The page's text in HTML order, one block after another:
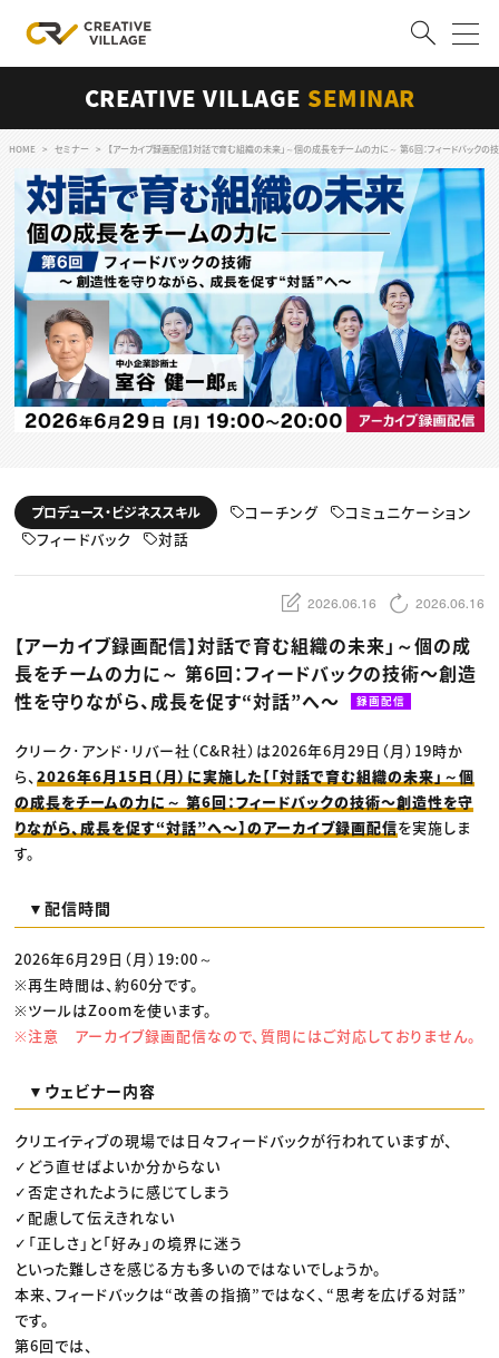
ログイン 会員登録
RECRUIT
クリエイター求人を探す
CREATIVE JOB求人検索
特集求人
採用説明会
転職支援サービス
CONTENTS
スキルアップしたい！
動画配信・映像制作
編集・ライティング
マーケティング
業界解説・キャリア事情
TOP Creator’s コラム トップ
Webクリエイター
アプリクリエイター
映像クリエイター
C＆R Magazine
セミナー
ニュース・トレンド
Web
映像
ゲーム・エンタメ
広告
出版
プロフェッショナル×つながる×メディア
CREATIVE VILLAGE SEMINAR
HOME セミナー 【アーカイブ録画配信】対話で育む組織の未来」～個の成長をチームの力に～ 第6回：フィードバック
プロデュース・ビジネススキル コーチング
コミュニケーション
フィードバック
対話
2026.06.16 2026.06.16
【アーカイブ録画配信】対話で育む組織の未来」～個の成
長をチームの力に～ 第6回：フィードバックの技術〜創造
性を守りながら、成長を促す“対話”へ〜
録画配信
クリーク･アンド･リバー社（C&R社）は2026年6月29日（月）19時か
ら、2026年6月15日（月）に実施した【「対話で育む組織の未来」～個
の成長をチームの力に～ 第6回：フィードバックの技術〜創造性を守
りながら、成長を促す“対話”へ〜】のアーカイブ録画配信を実施しま
す。
▼配信時間
2026年6月29日（月）19:00～
※再生時間は、約60分です。
※ツールはZoomを使います。
※注意 アーカイブ録画配信なので、質問にはご対応しておりません。
▼ウェビナー内容
クリエイティブの現場では日々フィードバックが行われていますが、
✓どう直せばよいか分からない
✓否定されたように感じてしまう
✓配慮して伝えきれない
✓「正しさ」と「好み」の境界に迷う
といった難しさを感じる方も多いのではないでしょうか。
本来、フィードバックは“改善の指摘”ではなく、“思考を広げる対話”
です。
第6回では、